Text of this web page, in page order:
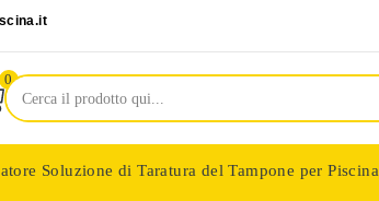
0
Soluzione di Taratura del Tampone per Piscina